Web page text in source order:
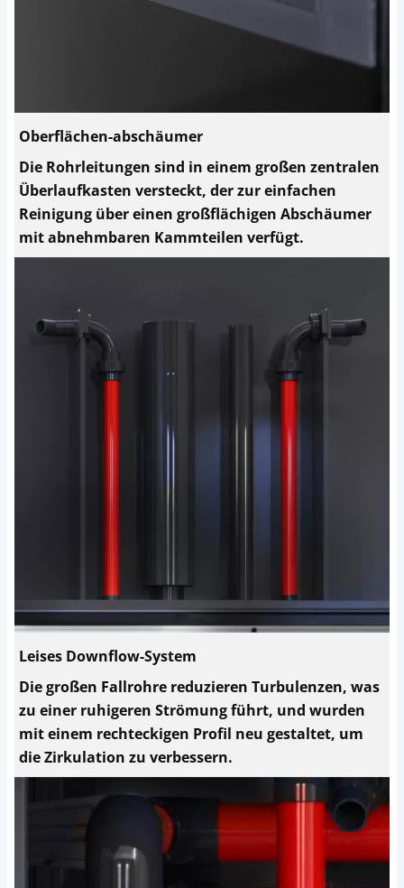
Oberflächen-abschäumer
Die Rohrleitungen sind in einem großen zentralen
Überlaufkasten versteckt, der zur einfachen
Reinigung über einen großflächigen Abschäumer
mit abnehmbaren Kammteilen verfügt.
Leises Downflow-System
Die großen Fallrohre reduzieren Turbulenzen, was
zu einer ruhigeren Strömung führt, und wurden
mit einem rechteckigen Profil neu gestaltet, um
die Zirkulation zu verbessern.